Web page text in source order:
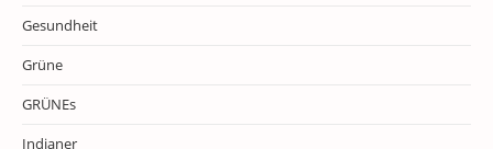
Gesundheit
Grüne
GRÜNEs
Indianer